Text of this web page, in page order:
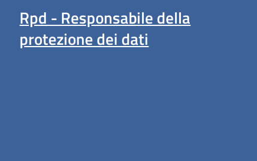
Rpd - Responsabile della
protezione dei dati